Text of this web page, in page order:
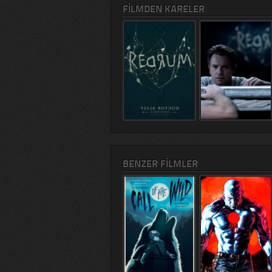
FILMDEN KARELER
BENZER FILMLER